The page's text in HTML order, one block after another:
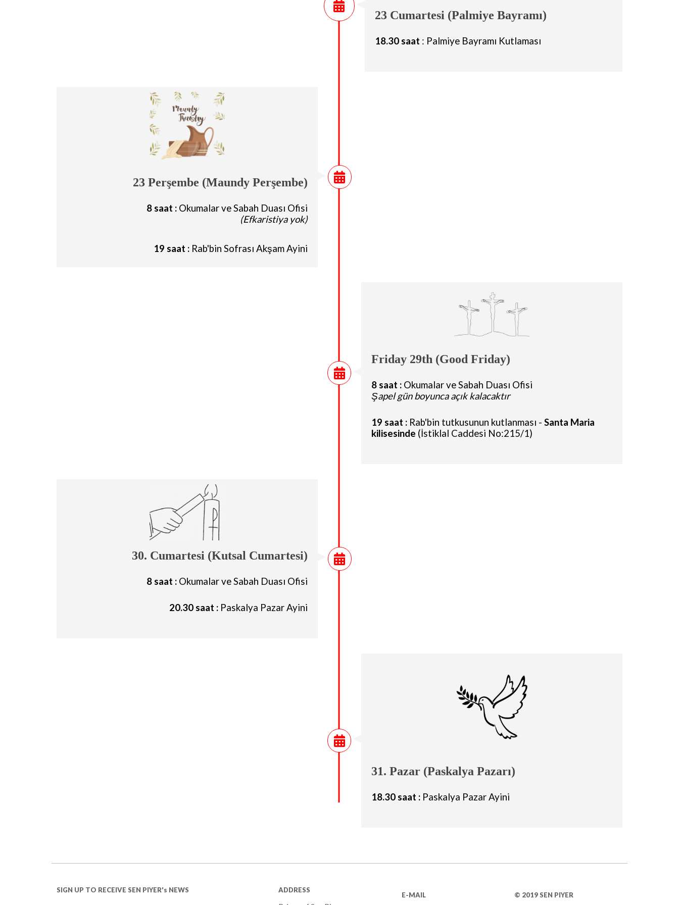
23 Cumartesi (Palmiye Bayramı)
18.30 saat : Palmiye Bayramı Kutlaması
23 Perşembe (Maundy Perşembe)
8 saat :Okumalar ve Sabah Duası Ofisi
(Efkaristiya yok)
19 saat :Rab'bin Sofrası Akşam Ayini
Friday 29th (Good Friday)
8 saat : Okumalar ve Sabah Duası Ofisi
Şapel gün boyunca açık kalacaktır
19 saat : Rab'bin tutkusunun kutlanması -Santa Maria
kilisesinde (İstiklal Caddesi No:215/1)
30. Cumartesi (Kutsal Cumartesi)
8 saat :Okumalar ve Sabah Duası Ofisi
20.30 saat :Paskalya Pazar Ayini
31. Pazar (Paskalya Pazarı)
18.30 saat : Paskalya Pazar Ayini
SIGN UP TO RECEIVE SEN PIYER's NEWS ADDRESS
E-MAIL © 2019 SEN PIYER